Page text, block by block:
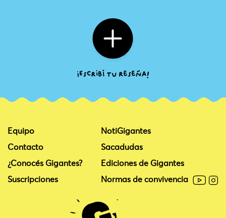
Equipo
Contacto
¿Conocés Gigantes?
Suscripciones
NotiGigantes
Sacadudas
Ediciones de Gigantes
Normas de convivencia